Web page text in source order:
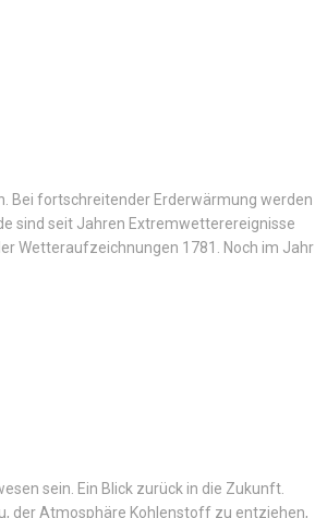
Bei fortschreitender Erderwärmung werden
sind seit Jahren Extremwetterereignisse
Wetteraufzeichnungen 1781. Noch im Jahr
sein. Ein Blick zurück in ­die Zukunft.
der Atmosphäre Kohlenstoff zu entziehen,